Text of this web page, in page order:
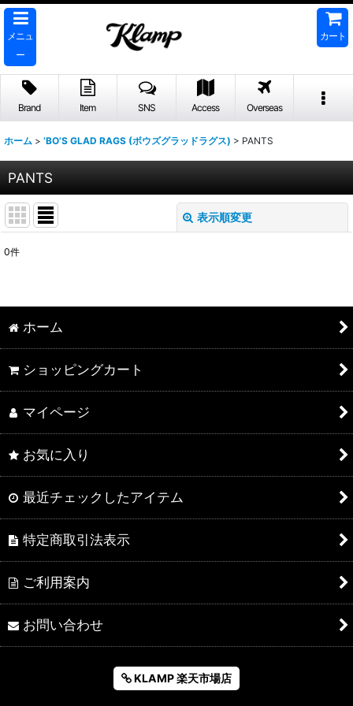
メニュ
ー
カート
Brand Item SNS Access Overseas
ホーム > ’BO’S GLAD RAGS (ボウズグラッドラグス) > PANTS
PANTS
表示順変更
並び順:
絞り込む
0件
ホーム
ショッピングカート
マイページ
お気に入り
最近チェックしたアイテム
特定商取引法表示
ご利用案内
お問い合わせ
KLAMP 楽天市場店